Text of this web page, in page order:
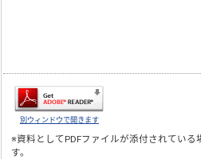
別ウィンドウで開きます
※資料としてPDFファイルが添付されている
す。